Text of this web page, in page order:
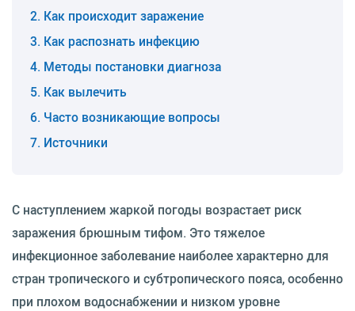
Как происходит заражение
Как распознать инфекцию
Методы постановки диагноза
Как вылечить
Часто возникающие вопросы
Источники
С наступлением жаркой погоды возрастает риск
заражения брюшным тифом. Это тяжелое
инфекционное заболевание наиболее характерно для
стран тропического и субтропического пояса, особенно
при плохом водоснабжении и низком уровне